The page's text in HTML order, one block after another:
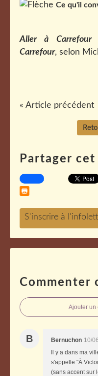
Ce qu'il
Aller à Carrefour
Carrefour, selon
« Article précédent
Partager
Commenter
Ajouter un
B Bernuchon 10/
Il y a dans ma
s'appelle "À
(sans accent sur